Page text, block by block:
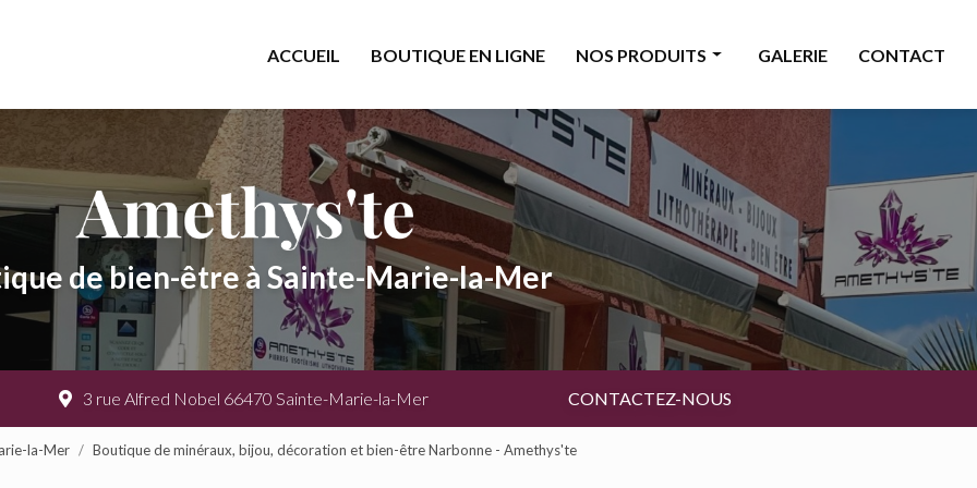
ACCUEIL BOUTIQUE EN LIGNE NOS PRODUITS
Minéraux
Bijoux
Décoration & accessoires
Bougies & senteurs
Ésotérisme
Livres & cartes
Beauté
GALERIE CONTACT
de bien-être à Sainte-Marie-la-Mer
3 rue Alfred Nobel 66470 Sainte-Marie-la-Mer CONTACTEZ-NOUS
la-Mer
Boutique de minéraux, bijou, décoration et bien-être Narbonne - Amethys'te